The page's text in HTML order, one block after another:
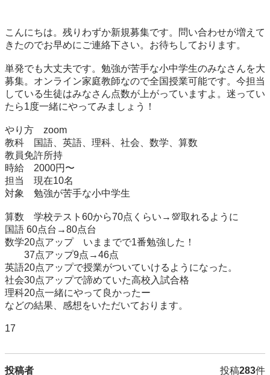
こんにちは。残りわずか新規募集です。問い合わせが増えて
きたのでお早めにご連絡下さい。お待ちしております。
単発でも大丈夫です。勉強が苦手な小中学生のみなさんを大
募集。オンライン家庭教師なので全国授業可能です。今担当
している生徒はみなさん点数が上がっていますよ。迷ってい
たら1度一緒にやってみましょう！
やり方　zoom
教科　国語、英語、理科、社会、数学、算数
教員免許所持
時給　2000円〜
担当　現在10名
対象　勉強が苦手な小中学生
算数　学校テスト60から70点くらい→💯取れるように
国語 60点台→80点台
数学20点アップ　いままでで1番勉強した！
37点アップ9点→46点
英語20点アップで授業がついていけるようになった。
社会30点アップで諦めていた高校入試合格
理科20点一緒にやって良かったー
などの結果、感想をいただいております。
17
投稿者 投稿283件